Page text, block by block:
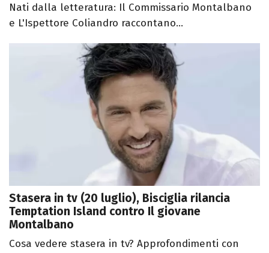
Nati dalla letteratura: Il Commissario Montalbano
e L'Ispettore Coliandro raccontano...
Stasera in tv (20 luglio), Bisciglia rilancia
Temptation Island contro Il giovane
Montalbano
Cosa vedere stasera in tv? Approfondimenti con